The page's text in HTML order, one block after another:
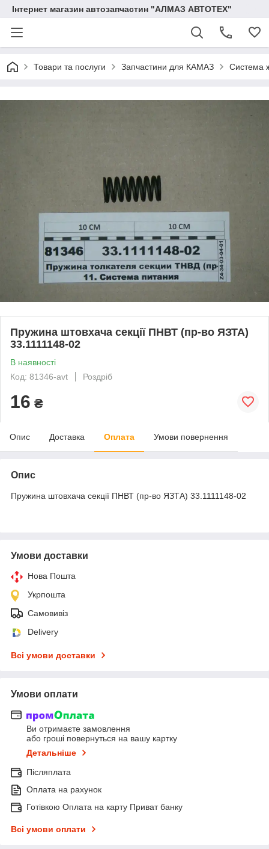
Інтернет магазин автозапчастин "АЛМАЗ АВТОТЕХ"
Товари та послуги Запчастини для КАМАЗ Система
Пружина штовхача секції ПНВТ (пр-во ЯЗТА)
33.1111148-02
В наявності
Код: 81346-avt
Роздріб
16 ₴
Опис Доставка Оплата Умови повернення
Опис
Пружина штовхача секції ПНВТ (пр-во ЯЗТА) 33.1111148-02
Умови доставки
Нова Пошта
Укрпошта
Самовивіз
Delivery
Всі умови доставки
Умови оплати
Ви отримаєте замовлення
або гроші повернуться на вашу картку
Детальніше
Післяплата
Оплата на рахунок
Готівкою Оплата на карту Приват банку
Всі умови оплати